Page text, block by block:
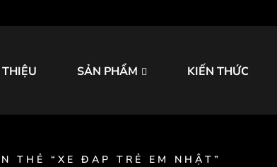
SẢN PHẨM KIẾN THỨC
THẺ “XE ĐAP TRẺ EM NHẬT”